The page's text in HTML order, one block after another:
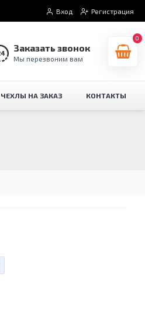
Вход Регистрация
Заказать звонок
Мы перезвоним вам
0
ЧЕХЛЫ НА ЗАКАЗ КОНТАКТЫ